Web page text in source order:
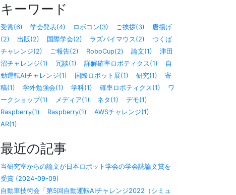
キーワード
受賞(6) 学会発表(4) ロボコン(3) ご挨拶(3)
唐揚げ
(2)
出版(2) 国際学会(2) ラズパイマウス(2)
つくば
チャレンジ(2)
ご報告(2) RoboCup(2) 論文(1)
津田
沼チャレンジ(1)
冗談(1) 詳解確率ロボティクス(1)
自
動運転AIチャレンジ(1)
国際ロボット展(1) 研究(1)
寄
稿(1)
学外勉強会(1) 学科(1) 確率ロボティクス(1)
ワ
ークショップ(1)
メディア(1) ネタ(1)
デモ(1)
Raspberry(1)
Raspberry(1)
AWSチャレンジ(1)
AR(1)
最近の記事
当研究室からの論文が日本ロボット学会の学会誌論文賞を
受賞 (2024-09-09)
自動車技術会「第5回自動運転AIチャレンジ2022（シミュ